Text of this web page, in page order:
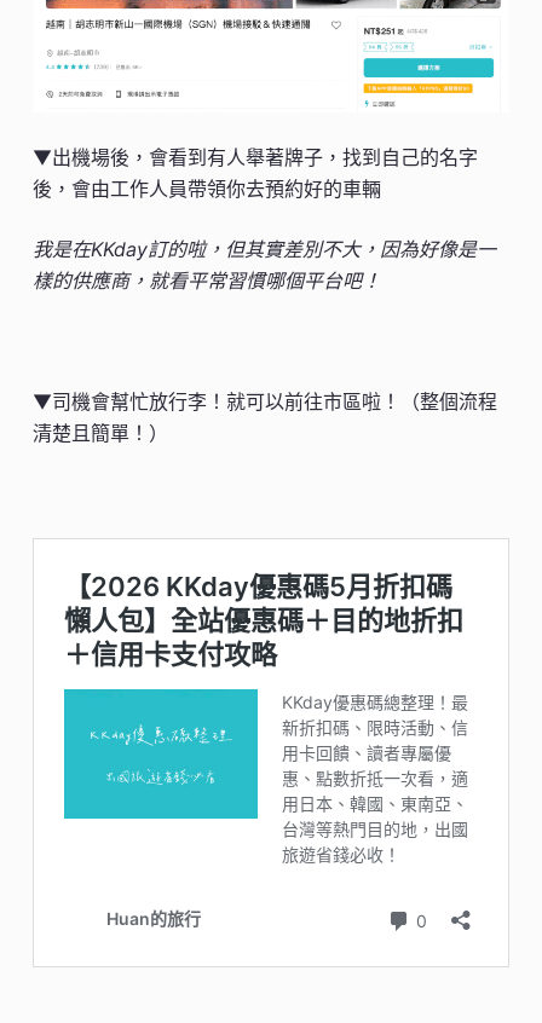
▼出機場後，會看到有人舉著牌子，找到自己的名字
後，會由工作人員帶領你去預約好的車輛
我是在KKday訂的啦，但其實差別不大，因為好像是一
樣的供應商，就看平常習慣哪個平台吧！
▼司機會幫忙放行李！就可以前往市區啦！（整個流程
清楚且簡單！）